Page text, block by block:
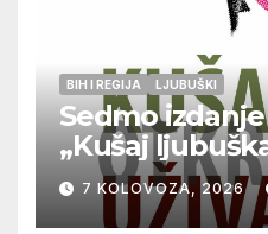
BIH I REGIJA LJUBUŠKI
Sedmo
„Kušaj
vrhunska vina,
glazbu
7 KOLOVOZA, 2026